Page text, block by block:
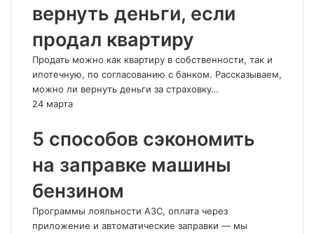
вернуть деньги, если
продал квартиру
Продать можно как квартиру в собственности, так и
ипотечную, по согласованию с банком. Рассказываем,
можно ли вернуть деньги за страховку…
24 марта
5 способов сэкономить
на заправке машины
бензином
Программы лояльности АЗС, оплата через
приложение и автоматические заправки — мы